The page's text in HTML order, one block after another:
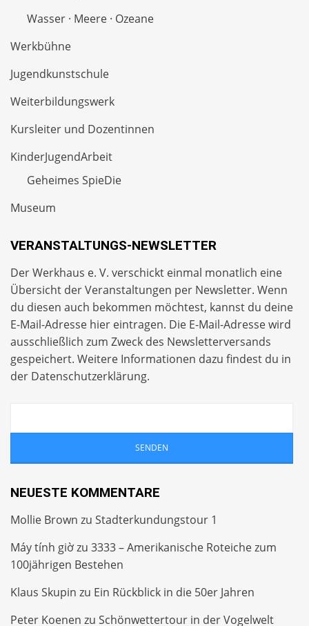
Wasser · Meere · Ozeane
Werkbühne
Jugendkunstschule
Weiterbildungswerk
Kursleiter und Dozentinnen
KinderJugendArbeit
Geheimes SpieDie
Museum
VERANSTALTUNGS-NEWSLETTER
Der Werkhaus e. V. verschickt einmal monatlich eine
Übersicht der Veranstaltungen per Newsletter. Wenn
du diesen auch bekommen möchtest, kannst du deine
E-Mail-Adresse hier eintragen. Die E-Mail-Adresse wird
ausschließlich zum Zweck des Newsletterversands
gespeichert. Weitere Informationen dazu findest du in
der Datenschutzerklärung.
NEUESTE KOMMENTARE
Mollie Brown zu Stadterkundungstour 1
Máy tính giờzu 3333 – Amerikanische Roteiche zum
100jährigen Bestehen
Klaus Skupin zu Ein Rückblick in die 50er Jahren
Peter Koenen zu Schönwettertour in der Vogelwelt